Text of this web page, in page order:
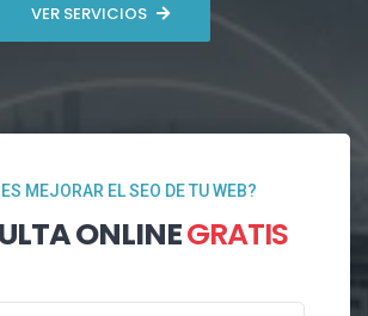
VER SERVICIOS
MEJORAR EL SEO DE TU WEB?
ONLINEGRATIS